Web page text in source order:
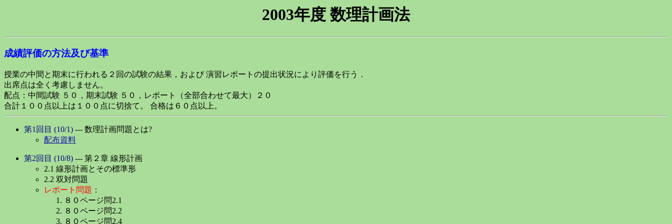
2003年度 数理計画法
成績評価の方法及び基準
授業の中間と期末に行われる２回の試験の結果，および 演習レポートの提出状況により評価を行う．
出席点は全く考慮しません。
配点：中間試験 ５０，期末試験 ５０，レポート（全部合わせて最大）２０
合計１００点以上は１００点に切捨て。 合格は６０点以上。
第1回目 (10/1) --- 数理計画問題とは?
配布資料
第2回目 (10/8) --- 第２章 線形計画
2.1 線形計画とその標準形
2.2 双対問題
レポート問題 ：
８０ページ問2.1
８０ページ問2.2
８０ページ問2.4